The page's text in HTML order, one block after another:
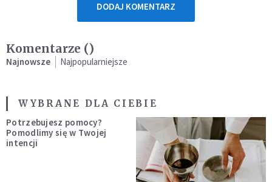
DODAJ KOMENTARZ
Komentarze ()
Najnowsze Najpopularniejsze
WYBRANE DLA CIEBIE
Potrzebujesz pomocy?
Pomodlimy się w Twojej
intencji